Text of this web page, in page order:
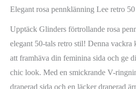
Elegant rosa pennklänning Lee retro 50
Upptäck Glinders förtrollande rosa
elegant 50-tals retro stil! Denna vackra
att framhäva din feminina sida och ge
chic look. Med en smickrande V-
draperad sida och en läcker draperad